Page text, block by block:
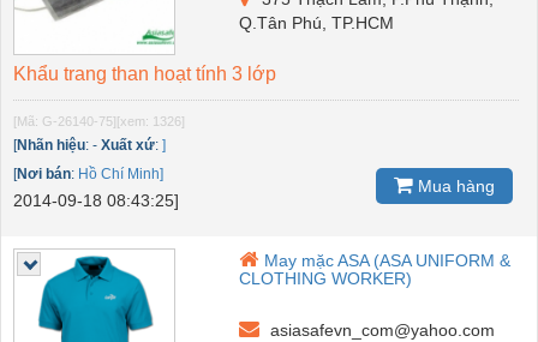
Q.Tân Phú, TP.HCM
Khẩu trang than hoạt tính 3 lớp
[Mã: G-26140-75][xem: 1326]
[Nhãn hiệu: - Xuất xứ: ]
[Nơi bán: Hồ Chí Minh]
2014-09-18 08:43:25]
Mua hàng
May mặc ASA (ASA UNIFORM &
CLOTHING WORKER)
asiasafevn_com@yahoo.com